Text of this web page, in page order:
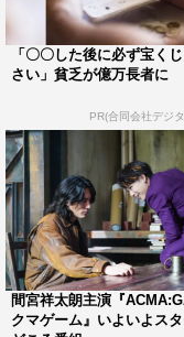
談社「週刊少年マガ
脚本：いずみ吉紘、
音楽：菅野祐悟
チーフプロデュー
プロデューサー：藤
理（AX-ON）、本多
演出：佐藤東弥、
VFX：デジタル・フ
制作協力：日テレア
製作著作：日本テレ
「〇〇した後に必ず宝く
さい」貧乏が億万長者に
PR(合同会社デジ
間宮祥太朗主演『
クマゲーム』いよいよス